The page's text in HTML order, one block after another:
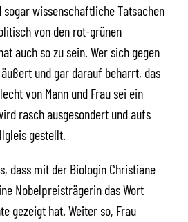
wissenschaftliche Tatsachen
von den rot-grünen
auch so zu sein. Wer sich gegen
und gar darauf beharrt, das
von Mann und Frau sei ein
rasch ausgesondert und aufs
gestellt.
dass mit der Biologin Christiane
Nobelpreisträgerin das Wort
gezeigt hat. Weiter so, Frau